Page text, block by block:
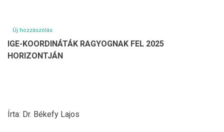
Új hozzászólás
IGE-KOORDINÁTÁK RAGYOGNAK FEL 2025
HORIZONTJÁN
Írta: Dr. Békefy Lajos